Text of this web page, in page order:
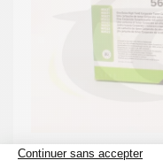
Toner LEXMARK